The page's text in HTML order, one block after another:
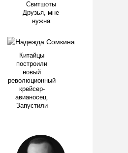
Свитшоты
Друзья, мне
нужна
Китайцы
построили
новый
революционный
крейсер-
авианосец.
Запустили